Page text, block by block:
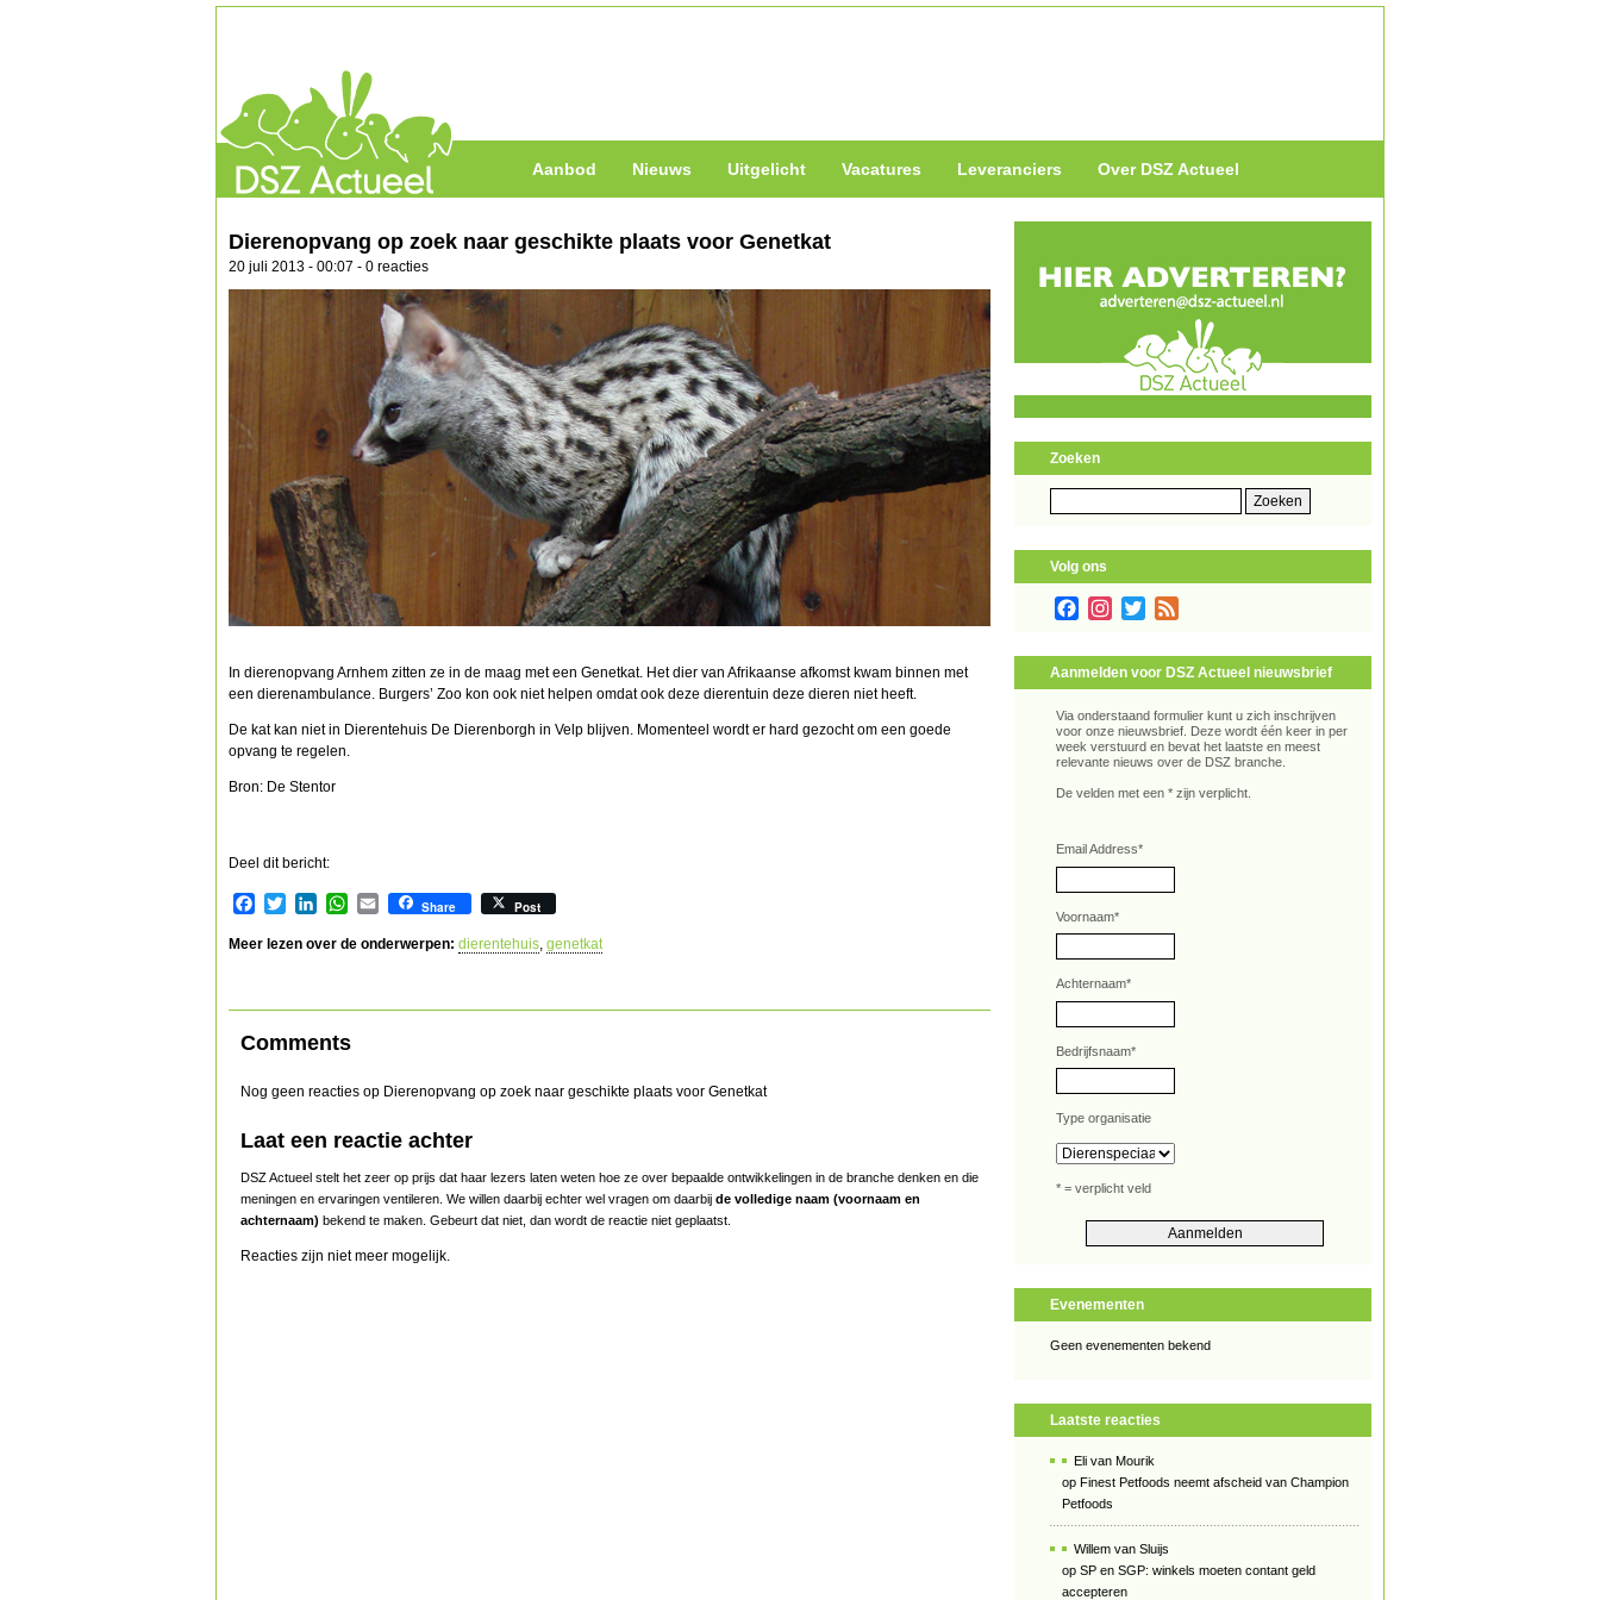
Aanbod Nieuws Uitgelicht Vacatures Leveranciers Over DSZ Actueel
Dierenopvang op zoek naar geschikte plaats voor Genetkat
20 juli 2013 - 00:07 - 0 reacties
In dierenopvang Arnhem zitten ze in de maag met een Genetkat. Het dier van Afrikaanse afkomst kwam binnen met
een dierenambulance. Burgers’ Zoo kon ook niet helpen omdat ook deze dierentuin deze dieren niet heeft.
De kat kan niet in Dierentehuis De Dierenborgh in Velp blijven. Momenteel wordt er hard gezocht om een goede
opvang te regelen.
Bron: De Stentor
Deel dit bericht:
Facebook
TwitterLinkedInWhatsApp
EmailShare Post
Meer lezen over de onderwerpen: dierentehuis, genetkat
Comments
Nog geen reacties op Dierenopvang op zoek naar geschikte plaats voor Genetkat
Laat een reactie achter
DSZ Actueel stelt het zeer op prijs dat haar lezers laten weten hoe ze over bepaalde ontwikkelingen in de branche denken en die
meningen en ervaringen ventileren. We willen daarbij echter wel vragen om daarbij de volledige naam (voornaam en
achternaam) bekend te maken. Gebeurt dat niet, dan wordt de reactie niet geplaatst.
Reacties zijn niet meer mogelijk.
Zoeken
naar:
Volg ons
FacebookInstagram
Twitter
Aanmelden voor DSZ Actueel nieuwsbrief
Via onderstaand formulier kunt u zich inschrijven
voor onze nieuwsbrief. Deze wordt één keer in per
week verstuurd en bevat het laatste en meest
relevante nieuws over de DSZ branche.
De velden met een * zijn verplicht.
Email Address*
Voornaam*
Achternaam*
Bedrijfsnaam*
Type organisatie
* = verplicht veld
Evenementen
Geen evenementen bekend
Laatste reacties
Eli van Mourik
op Finest Petfoods neemt afscheid van Champion
Petfoods
Willem van Sluijs
op SP en SGP: winkels moeten contant geld
accepteren